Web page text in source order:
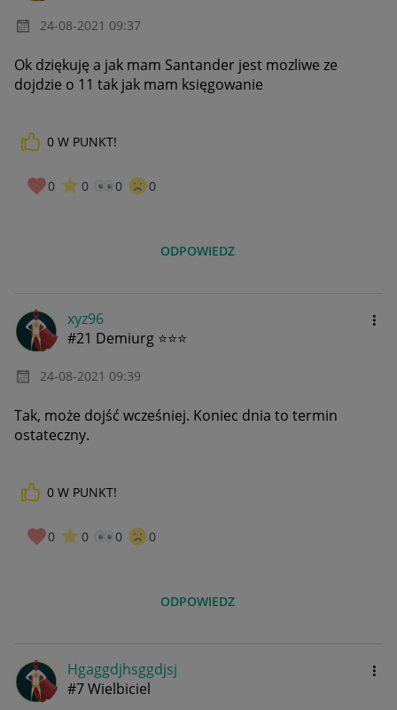
‎24-08-2021 09:37
Ok dziękuję a jak mam Santander jest mozliwe ze
dojdzie o 11 tak jak mam księgowanie
0 W PUNKT!
0 0 0 0
ODPOWIEDZ
xyz96
#21 Demiurg ⭐⭐⭐
‎24-08-2021 09:39
Tak, może dojść wcześniej. Koniec dnia to termin
ostateczny.
0 W PUNKT!
0 0 0 0
ODPOWIEDZ
Hgaggdjhsggdjsj
#7 Wielbiciel